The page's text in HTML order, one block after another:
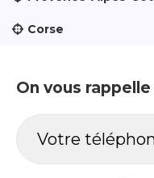
Corse
On vous